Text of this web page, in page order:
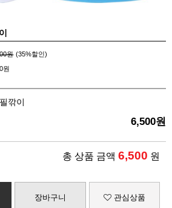
원 (35%할인)
원
깎이
6,500원
총 상품 금액 6,500 원
장바구니 관심상품